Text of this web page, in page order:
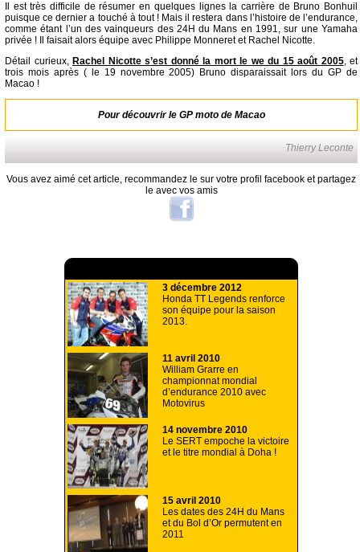
Il est très difficile de résumer en quelques lignes la carrière de Bruno Bonhuil
puisque ce dernier a touché à tout ! Mais il restera dans l’histoire de l’endurance,
comme étant l’un des vainqueurs des 24H du Mans en 1991, sur une Yamaha
privée ! Il faisait alors équipe avec Philippe Monneret et Rachel Nicotte.
Détail curieux, Rachel Nicotte s’est donné la mort le we du 15 août 2005, et
trois mois après ( le 19 novembre 2005) Bruno disparaissait lors du GP de
Macao !
Pour découvrir le GP moto de Macao
Thierry Leconte
Vous avez aimé cet article, recommandez le sur votre profil facebook et partagez
le avec vos amis
3 décembre 2012
Honda TT Legends renforce
son équipe pour la saison
2013.
11 avril 2010
William Grarre en
championnat mondial
d’endurance 2010 avec
Motovirus
14 novembre 2010
Le SERT empoche la victoire
et le titre mondial à Doha !
15 avril 2010
Les dates des 24H du Mans
et du Bol d’Or permutent en
2011